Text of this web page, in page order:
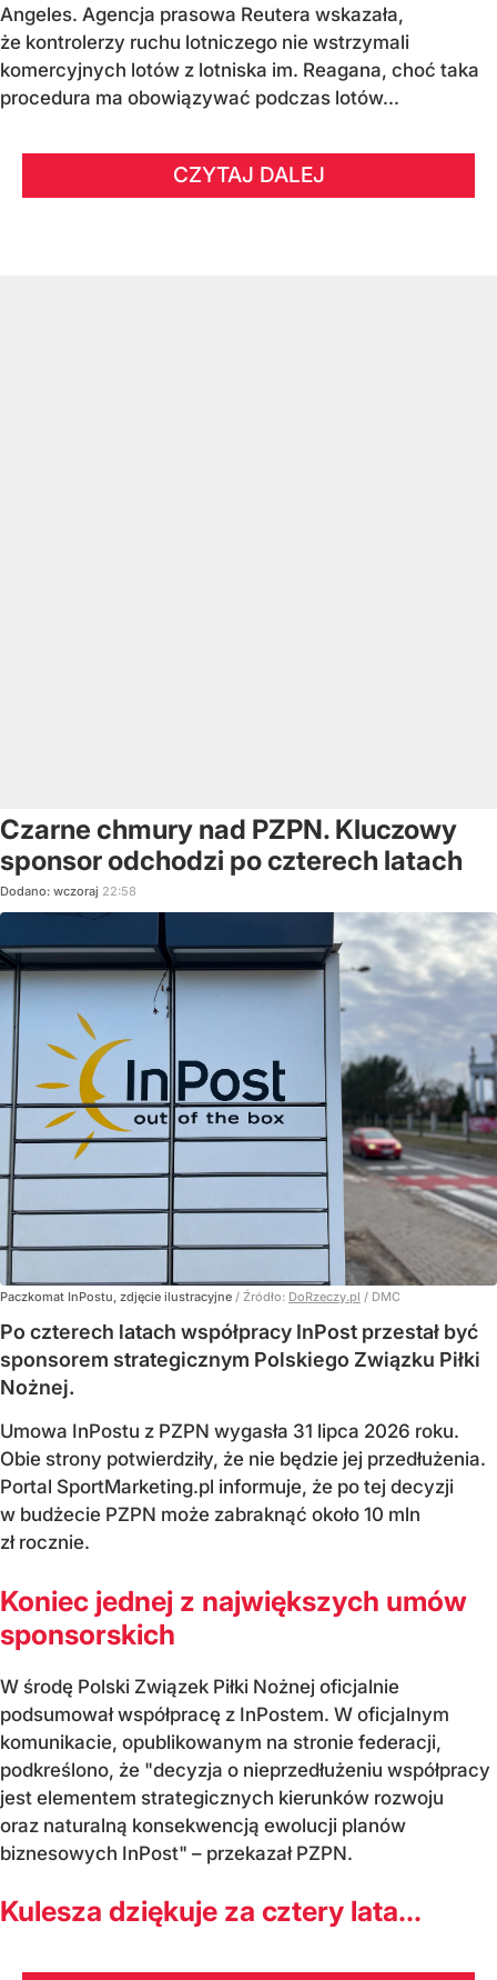
Angeles. Agencja prasowa Reutera wskazała,
że kontrolerzy ruchu lotniczego nie wstrzymali
komercyjnych lotów z lotniska im. Reagana, choć taka
procedura ma obowiązywać podczas lotów...
CZYTAJ DALEJ
Czarne chmury nad PZPN. Kluczowy
sponsor odchodzi po czterech latach
Dodano: wczoraj 22:58
Paczkomat InPostu, zdjęcie ilustracyjne / Źródło: DoRzeczy.pl / DMC
Po czterech latach współpracy InPost przestał być
sponsorem strategicznym Polskiego Związku Piłki
Nożnej.
Umowa InPostu z PZPN wygasła 31 lipca 2026 roku.
Obie strony potwierdziły, że nie będzie jej przedłużenia.
Portal SportMarketing.pl informuje, że po tej decyzji
w budżecie PZPN może zabraknąć około 10 mln
zł rocznie.
Koniec jednej z największych umów
sponsorskich
W środę Polski Związek Piłki Nożnej oficjalnie
podsumował współpracę z InPostem. W oficjalnym
komunikacie, opublikowanym na stronie federacji,
podkreślono, że "decyzja o nieprzedłużeniu współpracy
jest elementem strategicznych kierunków rozwoju
oraz naturalną konsekwencją ewolucji planów
biznesowych InPost" – przekazał PZPN.
Kulesza dziękuje za cztery lata...